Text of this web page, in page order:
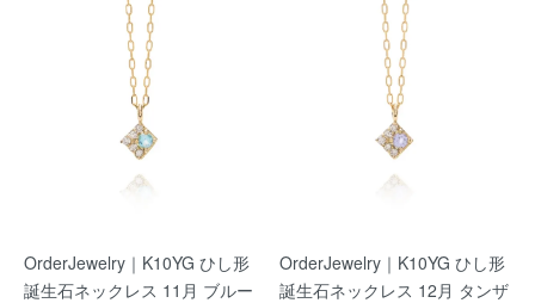
OrderJewelry｜K10YG ひし形
誕生石ネックレス 11月 ブルー
OrderJewelry｜K10YG ひし形
誕生石ネックレス 12月 タンザ